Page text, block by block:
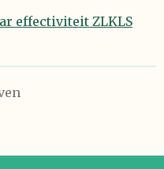
effectiviteit ZLKLS